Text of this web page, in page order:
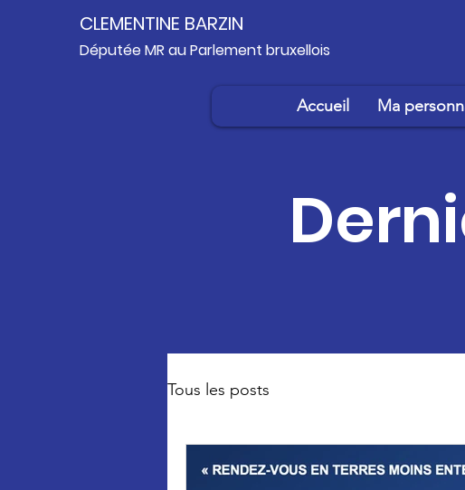
Députée MR au Parlement bruxellois
CLEMENTINE BARZIN
Accueil Ma
Tous les posts